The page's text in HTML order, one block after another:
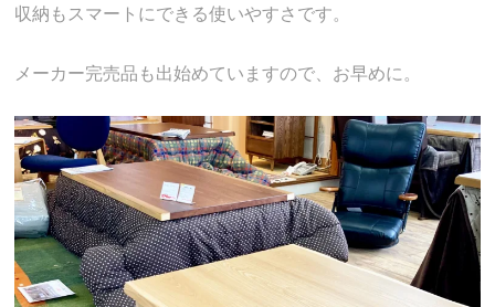
収納もスマートにできる使いやすさです。
メーカー完売品も出始めていますので、お早めに。